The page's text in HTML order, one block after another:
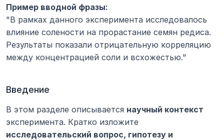
Пример вводной фразы:
"В рамках данного эксперимента исследовалось
влияние солености на прорастание семян редиса.
Результаты показали отрицательную корреляцию
между концентрацией соли и всхожестью."
Введение
В этом разделе описывается научный контекст
исследовательский вопрос, гипотезу и